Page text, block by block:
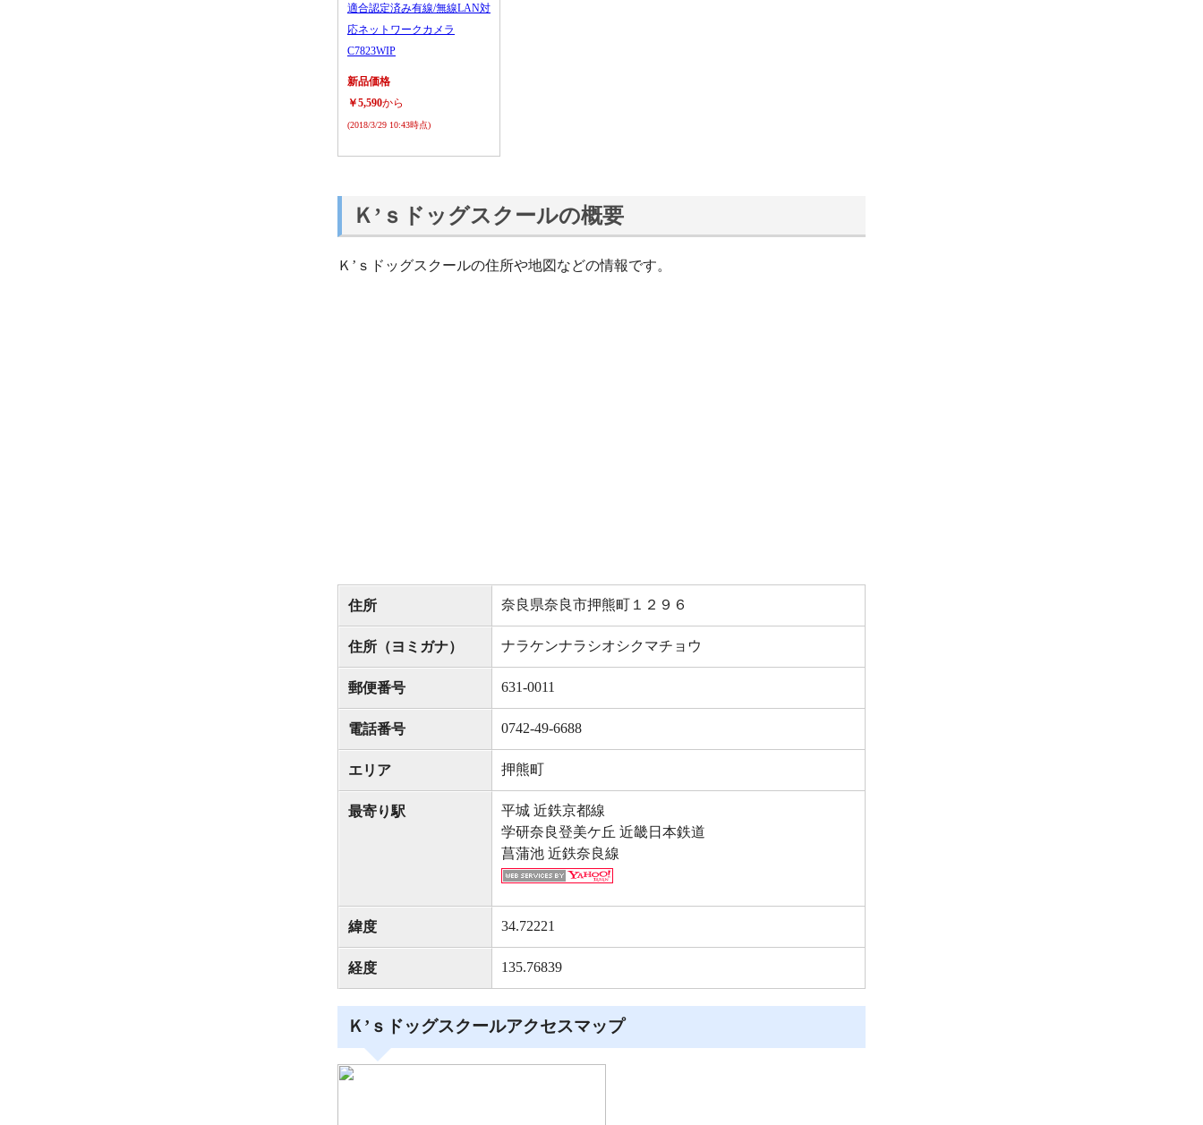
適合認定済み有線/無線LAN対
応ネットワークカメラ
C7823WIP
新品価格
￥5,590から
(2018/3/29 10:43時点)
Ｋ’ｓドッグスクールの概要
Ｋ’ｓドッグスクールの住所や地図などの情報です。
住所 奈良県奈良市押熊町１２９６
住所（ヨミガナ） ナラケンナラシオシクマチョウ
郵便番号 631-0011
電話番号 0742-49-6688
エリア 押熊町
最寄り駅
平城 近鉄京都線
学研奈良登美ケ丘 近畿日本鉄道
菖蒲池 近鉄奈良線
緯度 34.72221
経度 135.76839
Ｋ’ｓドッグスクールアクセスマップ